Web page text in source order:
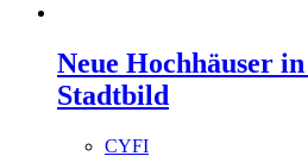
Neue Hochhäuser
Stadtbild
CYFI